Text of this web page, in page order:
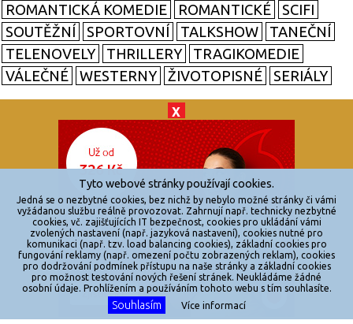
X
ROMANTICKÁ KOMEDIE
ROMANTICKÉ
SCIFI
SOUTĚŽNÍ
SPORTOVNÍ TALKSHOW
TANEČNÍ
TELENOVELY
THRILLERY
TRAGIKOMEDIE
VÁLEČNÉ
WESTERNY ŽIVOTOPISNÉ SERIÁLY
© 2026
zkouknoutfilm.cz
Všechna práva vyhrazena.
Powered by
Reklama
Sítě
Redakce
Jakékoliv užití obsahu je bez souhlasu provozovatele zakázáno.
Tyto webové stránky používají cookies.
Jedná se o nezbytné cookies, bez nichž by nebylo možné stránky či vámi
vyžádanou službu reálně provozovat. Zahrnují např. technicky nezbytné
cookies, vč. zajišťujících IT bezpečnost, cookies pro ukládání vámi
zvolených nastavení (např. jazyková nastavení), cookies nutné pro
komunikaci (např. tzv. load balancing cookies), základní cookies pro
fungování reklamy (např. omezení počtu zobrazených reklam), cookies
pro dodržování podmínek přístupu na naše stránky a základní cookies
pro možnost testování nových řešení stránek. Neukládáme žádné
osobní údaje. Prohlížením a používáním tohoto webu s tím souhlasíte.
Souhlasím Více informací